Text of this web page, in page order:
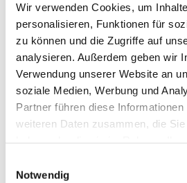
Wir verwenden Cookies, um
personalisieren, Funktionen für
zu können und die Zugriffe auf
analysieren. Außerdem geben wir
Verwendung unserer Website an
soziale Medien, Werbung und
Partner führen diese
weiteren Daten zusammen, die
Notwendig